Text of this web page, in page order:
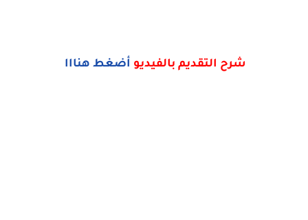
شرح التقديم بالفيديو أضغط هنااا